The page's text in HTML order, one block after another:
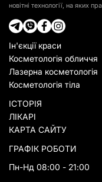
новітні технології, на яких
Ін'єкції краси
Косметологія обличчя
Лазерна косметологія
Косметологія тіла
ІСТОРІЯ
ЛІКАРІ
КАРТА САЙТУ
ГРАФІК РОБОТИ
Пн-Нд 08:00 - 21:00